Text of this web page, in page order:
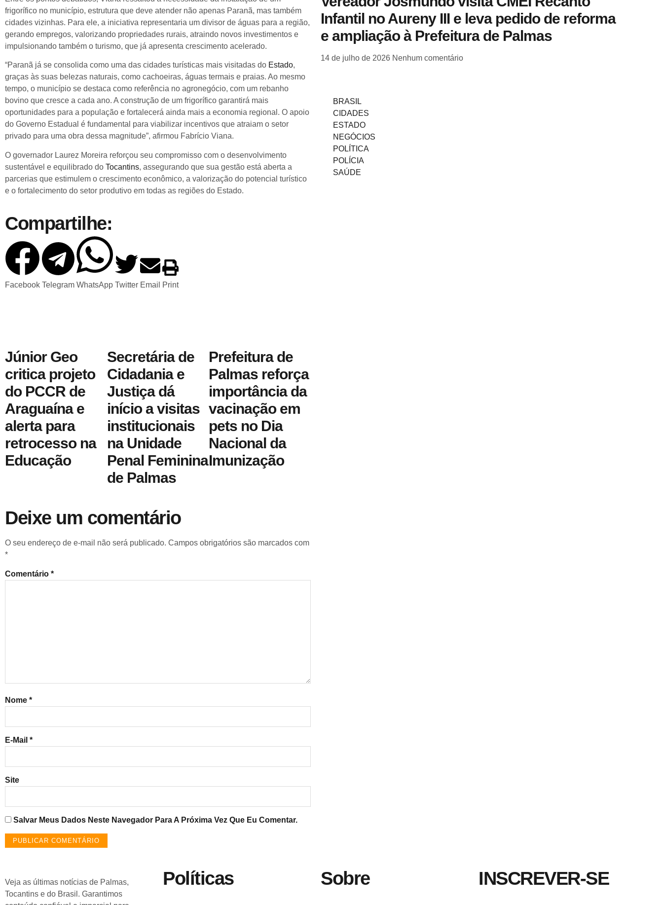
frigorífico no município, estrutura que deve atender não apenas Paranã, mas também
cidades vizinhas. Para ele, a iniciativa representaria um divisor de águas para a região,
gerando empregos, valorizando propriedades rurais, atraindo novos investimentos e
impulsionando também o turismo, que já apresenta crescimento acelerado.
“Paranã já se consolida como uma das cidades turísticas mais visitadas do Estado,
graças às suas belezas naturais, como cachoeiras, águas termais e praias. Ao mesmo
tempo, o município se destaca como referência no agronegócio, com um rebanho
bovino que cresce a cada ano. A construção de um frigorífico garantirá mais
oportunidades para a população e fortalecerá ainda mais a economia regional. O apoio
do Governo Estadual é fundamental para viabilizar incentivos que atraiam o setor
privado para uma obra dessa magnitude”, afirmou Fabrício Viana.
O governador Laurez Moreira reforçou seu compromisso com o desenvolvimento
sustentável e equilibrado do Tocantins, assegurando que sua gestão está aberta a
parcerias que estimulem o crescimento econômico, a valorização do potencial turístico
e o fortalecimento do setor produtivo em todas as regiões do Estado.
Compartilhe:
Facebook Telegram WhatsApp Twitter Email Print
Júnior Geo
critica projeto
do PCCR de
Araguaína e
alerta para
retrocesso na
Educação
Secretária de
Cidadania e
Justiça dá
início a visitas
institucionais
na Unidade
Penal Feminina
de Palmas
Prefeitura de
Palmas reforça
importância da
vacinação em
pets no Dia
Nacional da
Imunização
Deixe um comentário
O seu endereço de e-mail não será publicado. Campos obrigatórios são marcados com
*
Comentário *
Nome *
E-Mail *
Site
Salvar Meus Dados Neste Navegador Para A Próxima Vez Que Eu Comentar.
Infantil no Aureny III e leva pedido de reforma
e ampliação à Prefeitura de Palmas
14 de julho de 2026 Nenhum comentário
BRASIL
CIDADES
ESTADO
NEGÓCIOS
POLÍTICA
POLÍCIA
SAÚDE
Veja as últimas notícias de Palmas,
Tocantins e do Brasil. Garantimos
Políticas Sobre INSCREVER-SE